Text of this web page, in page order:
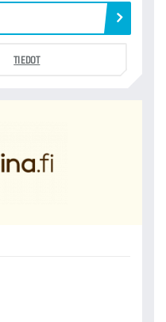
TIEDOT